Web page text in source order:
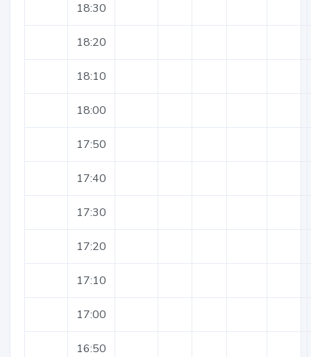
18:30
18:20
18:10
18:00
17:50
17:40
17:30
17:20
17:10
17:00
16:50